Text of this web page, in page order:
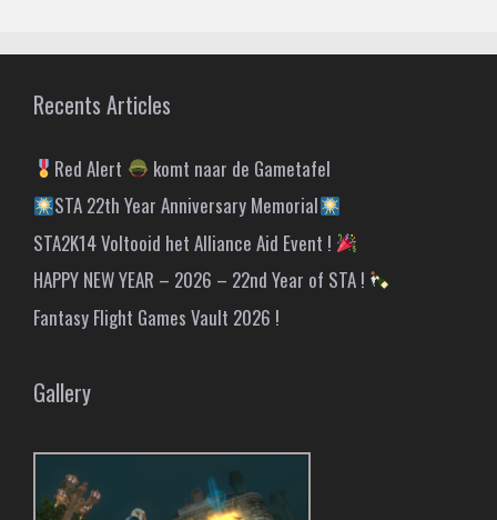
Recents Articles
Red Alert
komt naar de Gametafel
STA 22th Year Anniversary Memorial
STA2K14 Voltooid het Alliance Aid Event !
HAPPY NEW YEAR – 2026 – 22nd Year of STA !
Fantasy Flight Games Vault 2026 !
Gallery